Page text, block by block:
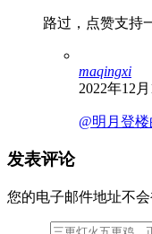
路过，点赞支持
maqingxi
2022年12
@明月登
发表评论
您的电子邮件地址不会